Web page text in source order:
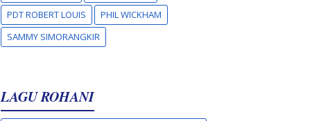
PDT ROBERT LOUIS
PHIL WICKHAM
SAMMY SIMORANGKIR
LAGU ROHANI